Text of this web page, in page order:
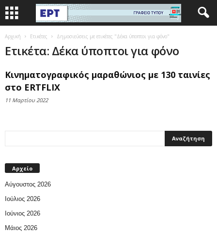
Αρχική Ετικέτες Δημοσιεύσεις με ετικέτες "Δέκα ύποπτοι για φόνο"
Ετικέτα: Δέκα ύποπτοι για φόνο
Κινηματογραφικός μαραθώνιος με 130 ταινίες
στο ERTFLIX
11 Μαρτίου 2022
Αρχείο
Αύγουστος 2026
Ιούλιος 2026
Ιούνιος 2026
Μάιος 2026